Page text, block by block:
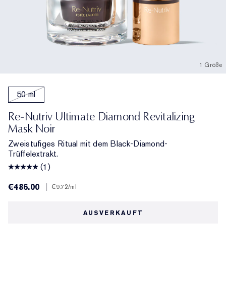
1 Größe
50 ml
Re-Nutriv Ultimate Diamond Revitalizing
Mask Noir
Zweistufiges Ritual mit dem Black-Diamond-
Trüffelextrakt.
(1)
€486.00
€9.72/ml
AUSVERKAUFT